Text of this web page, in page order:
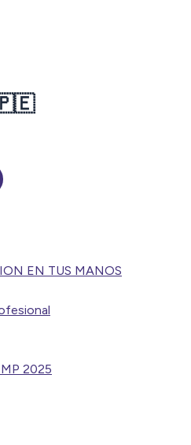
🇵🇪
EN TUS MANOS
2025